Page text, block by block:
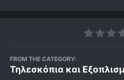
FROM THE CATEGORY:
Τηλεσκόπια και